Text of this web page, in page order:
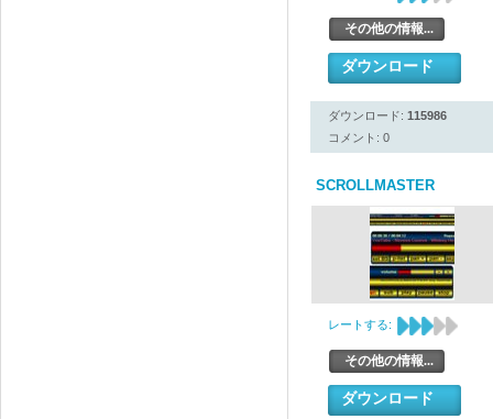
その他の情報...
ダウンロード
ダウンロード: 115986
コメント: 0
SCROLLMASTER
レートする:
その他の情報...
ダウンロード